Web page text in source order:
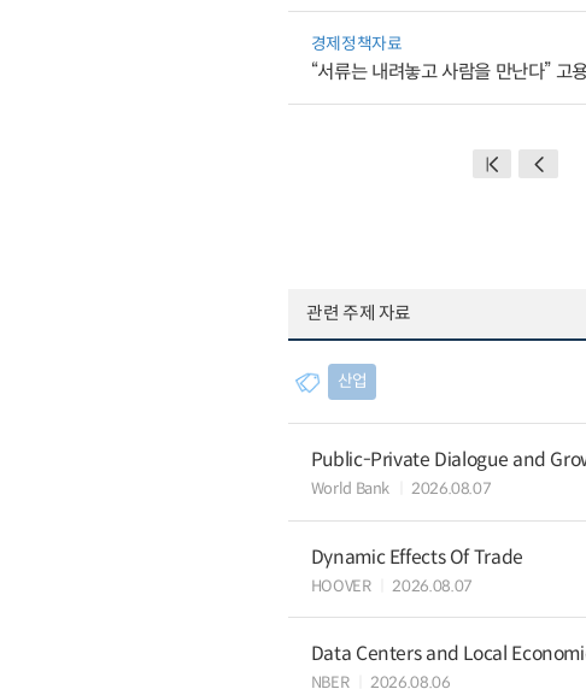
경제정책자료
“서류는 내려놓고 사람을 만난다” 고
관련 주제 자료
산업
Public-Private Dialogue and
World Bank 2026.08.07
Dynamic Effects Of Trade
HOOVER 2026.08.07
Data Centers and Local
NBER 2026.08.06